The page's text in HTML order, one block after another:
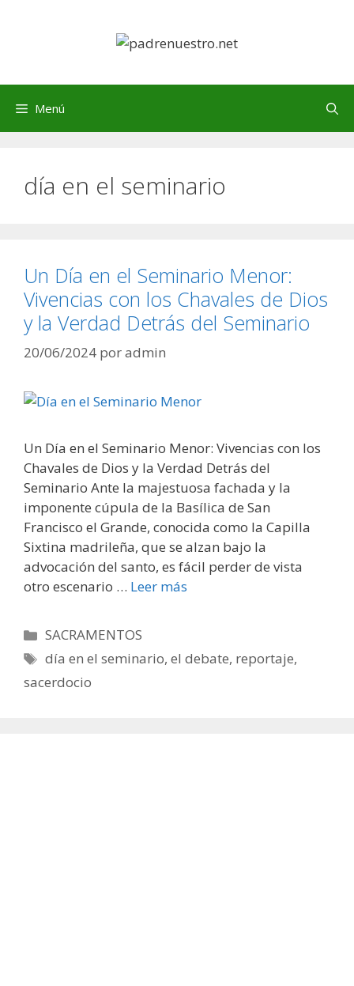
Menú
día en el seminario
Un Día en el Seminario Menor:
Vivencias con los Chavales de Dios
y la Verdad Detrás del Seminario
20/06/2024 poradmin
Un Día en el Seminario Menor: Vivencias con los
Chavales de Dios y la Verdad Detrás del
Seminario Ante la majestuosa fachada y la
imponente cúpula de la Basílica de San
Francisco el Grande, conocida como la Capilla
Sixtina madrileña, que se alzan bajo la
advocación del santo, es fácil perder de vista
otro escenario … Leer más
Categorías
SACRAMENTOS
Etiquetas
día en el seminario,el debate, reportaje,
sacerdocio